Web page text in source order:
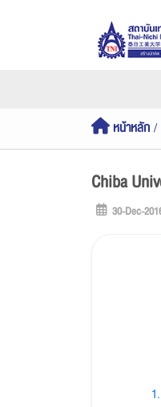
หน้าหลัก
Chiba
30-Dec-